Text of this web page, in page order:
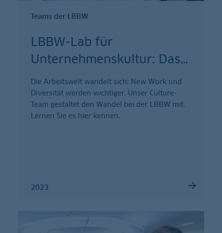
Teams der LBBW
LBBW-Lab für
Unternehmenskultur: Das…
Die Arbeitswelt wandelt sich: New Work und
Diversität werden wichtiger. Unser Culture-
Team gestaltet den Wandel bei der LBBW mit.
Lernen Sie es hier kennen.
2023